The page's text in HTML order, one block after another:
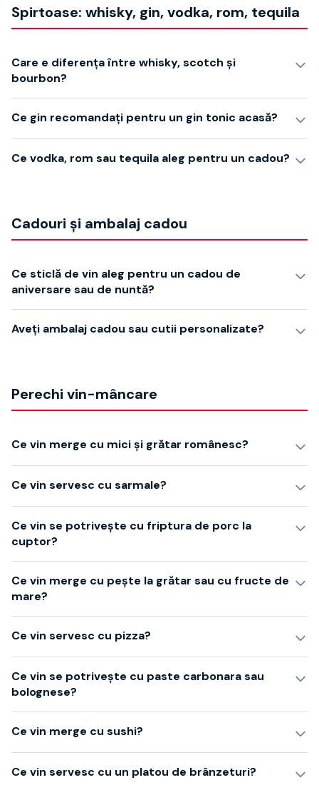
Spirtoase: whisky, gin, vodka, rom, tequila
Care e diferența între whisky, scotch și
bourbon?
Ce gin recomandați pentru un gin tonic acasă?
Ce vodka, rom sau tequila aleg pentru un cadou?
Cadouri și ambalaj cadou
Ce sticlă de vin aleg pentru un cadou de
aniversare sau de nuntă?
Aveți ambalaj cadou sau cutii personalizate?
Perechi vin-mâncare
Ce vin merge cu mici și grătar românesc?
Ce vin servesc cu sarmale?
Ce vin se potrivește cu friptura de porc la
cuptor?
Ce vin merge cu pește la grătar sau cu fructe de
mare?
Ce vin servesc cu pizza?
Ce vin se potrivește cu paste carbonara sau
bolognese?
Ce vin merge cu sushi?
Ce vin servesc cu un platou de brânzeturi?